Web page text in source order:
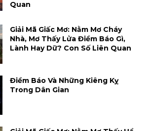
Quan
Giải Mã Giấc Mơ: Nằm Mơ Cháy
Nhà, Mơ Thấy Lửa Điềm Báo Gì,
Lành Hay Dữ? Con Số Liên Quan
Điềm Báo Và Những Kiêng Kỵ
Trong Dân Gian